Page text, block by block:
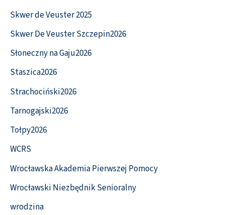
Skwer de Veuster 2025
Skwer De Veuster Szczepin2026
Słoneczny na Gaju2026
Staszica2026
Strachociński2026
Tarnogajski2026
Tołpy2026
WCRS
Wrocławska Akademia Pierwszej Pomocy
Wrocławski Niezbędnik Senioralny
wrodzina